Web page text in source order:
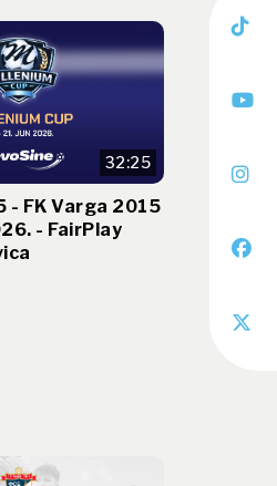
32:25
- FK Varga 2015
- FairPlay